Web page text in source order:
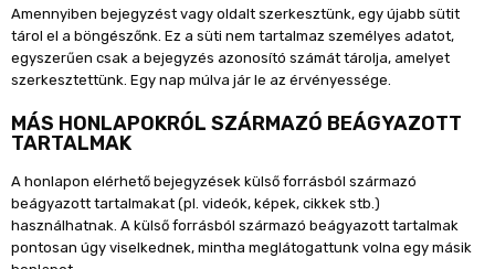
Amennyiben bejegyzést vagy oldalt szerkesztünk, egy újabb sütit
tárol el a böngészőnk. Ez a süti nem tartalmaz személyes adatot,
egyszerűen csak a bejegyzés azonosító számát tárolja, amelyet
szerkesztettünk. Egy nap múlva jár le az érvényessége.
MÁS HONLAPOKRÓL SZÁRMAZÓ BEÁGYAZOTT
TARTALMAK
A honlapon elérhető bejegyzések külső forrásból származó
beágyazott tartalmakat (pl. videók, képek, cikkek stb.)
használhatnak. A külső forrásból származó beágyazott tartalmak
pontosan úgy viselkednek, mintha meglátogattunk volna egy másik